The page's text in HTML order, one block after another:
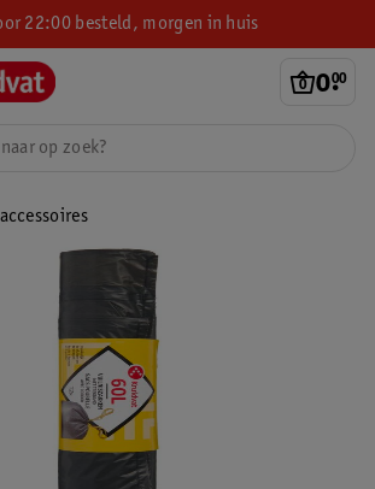
22:00 besteld, morgen in huis
0.
00